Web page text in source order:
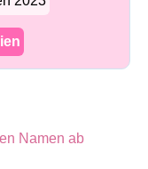
Namen ab